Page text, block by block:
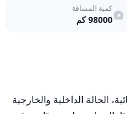
كمية المسافة
98000كم